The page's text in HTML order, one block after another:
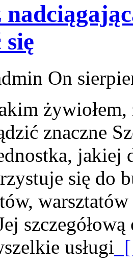
On
znaczne
jakiej
się do
usługi